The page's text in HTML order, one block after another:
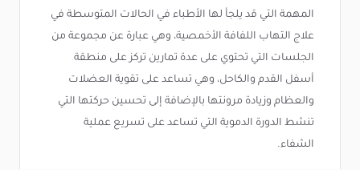
المهمة التي قد يلجأ لها الأطباء في الحالات المتوسطة في
علاج التهاب اللفافة الأخمصية، وهي عبارة عن مجموعة من
الجلسات التي تحتوي على عدة تمارين تركز على منطقة
أسفل القدم والكاحل، وهي تساعد على تقوية العضلات
والعظام وزيادة مرونتها بالإضافة إلى تحسين حركتها التي
تنشط الدورة الدموية التي تساعد على تسريع عملية
الشفاء.